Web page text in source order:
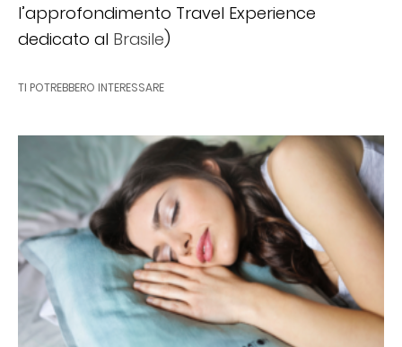
l’approfondimento Travel Experience
dedicato al Brasile)
TI POTREBBERO INTERESSARE